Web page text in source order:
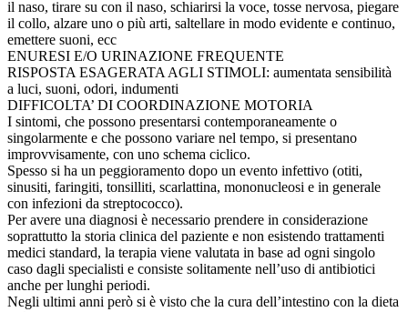
il naso, tirare su con il naso, schiarirsi la voce, tosse nervosa, piegare
il collo, alzare uno o più arti, saltellare in modo evidente e continuo,
emettere suoni, ecc
ENURESI E/O URINAZIONE FREQUENTE
RISPOSTA ESAGERATA AGLI STIMOLI: aumentata sensibilità
a luci, suoni, odori, indumenti
DIFFICOLTA’ DI COORDINAZIONE MOTORIA
I sintomi, che possono presentarsi contemporaneamente o
singolarmente e che possono variare nel tempo, si presentano
improvvisamente, con uno schema ciclico.
Spesso si ha un peggioramento dopo un evento infettivo (otiti,
sinusiti, faringiti, tonsilliti, scarlattina, mononucleosi e in generale
con infezioni da streptococco).
Per avere una diagnosi è necessario prendere in considerazione
soprattutto la storia clinica del paziente e non esistendo trattamenti
medici standard, la terapia viene valutata in base ad ogni singolo
caso dagli specialisti e consiste solitamente nell’uso di antibiotici
anche per lunghi periodi.
Negli ultimi anni però si è visto che la cura dell’intestino con la dieta